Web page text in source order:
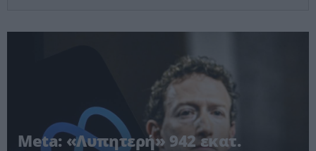
Meta: «Λυπητερή» 942 εκατ.